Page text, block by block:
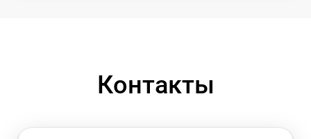
Контакты